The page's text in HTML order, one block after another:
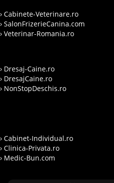
› Cabinete-Veterinare.ro
› SalonFrizerieCanina.com
› Veterinar-Romania.ro
› Dresaj-Caine.ro
› DresajCaine.ro
› NonStopDeschis.ro
› Cabinet-Individual.ro
› Clinica-Privata.ro
› Medic-Bun.com